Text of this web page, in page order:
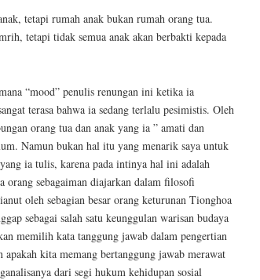
tetapi rumah anak bukan rumah orang tua.
tetapi tidak semua anak akan berbakti kepada
“mood” penulis renungan ini ketika ia
terasa bahwa ia sedang terlalu pesimistis. Oleh
orang tua dan anak yang ia ” amati dan
Namun bukan hal itu yang menarik saya untuk
ia tulis, karena pada intinya hal ini adalah
orang sebagaiman diajarkan dalam filosofi
oleh sebagian besar orang keturunan Tionghoa
sebagai salah satu keunggulan warisan budaya
memilih kata tanggung jawab dalam pengertian
kita memang bertanggung jawab merawat
dari segi hukum kehidupan sosial